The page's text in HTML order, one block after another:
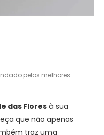
pelos melhores
das Flores à sua
que não apenas
traz uma